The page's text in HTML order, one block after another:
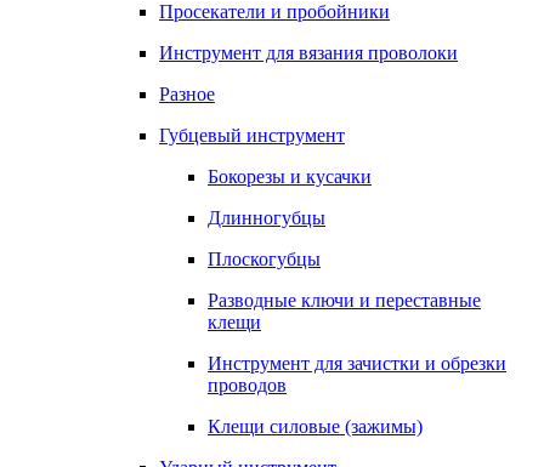
Просекатели и пробойники
Инструмент для вязания проволоки
Разное
Губцевый инструмент
Бокорезы и кусачки
Длинногубцы
Плоскогубцы
Разводные ключи и переставные
клещи
Инструмент для зачистки и обрезки
проводов
Клещи силовые (зажимы)